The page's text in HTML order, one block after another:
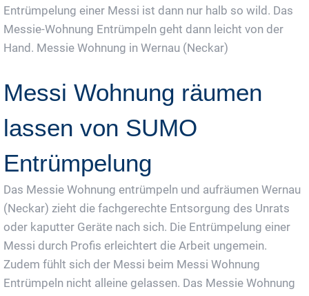
Entrümpelung einer Messi ist dann nur halb so wild. Das
Messie-Wohnung Entrümpeln geht dann leicht von der
Hand. Messie Wohnung in Wernau (Neckar)
Messi Wohnung räumen
lassen von SUMO
Entrümpelung
Das Messie Wohnung entrümpeln und aufräumen Wernau
(Neckar) zieht die fachgerechte Entsorgung des Unrats
oder kaputter Geräte nach sich. Die Entrümpelung einer
Messi durch Profis erleichtert die Arbeit ungemein.
Zudem fühlt sich der Messi beim Messi Wohnung
Entrümpeln nicht alleine gelassen. Das Messie Wohnung